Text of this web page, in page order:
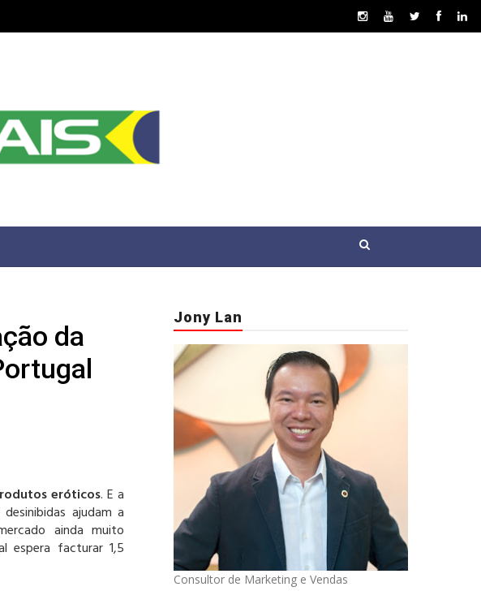
da
eróticos. E a
ajudam a
ainda muito
espera facturar 1,5
Jony Lan
Consultor de Marketing e Vendas